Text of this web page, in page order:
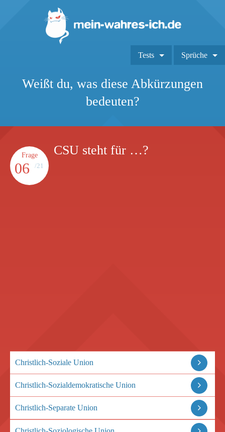
Tests Sprüche
Weißt du, was diese Abkürzungen
bedeuten?
Frage
06 /21
CSU steht für …?
Christlich-Soziale Union
Christlich-Sozialdemokratische Union
Christlich-Separate Union